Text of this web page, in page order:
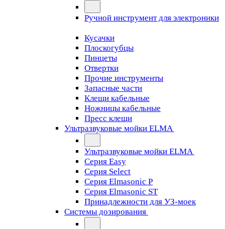
Ручной инструмент для электроники
Кусачки
Плоскогубцы
Пинцеты
Отвертки
Прочие инструменты
Запасные части
Клещи кабельные
Ножницы кабельные
Пресс клещи
Ультразвуковые мойки ELMA
Ультразвуковые мойки ELMA
Серия Easy
Серия Select
Серия Elmasonic P
Серия Elmasonic ST
Принадлежности для УЗ-моек
Системы дозирования